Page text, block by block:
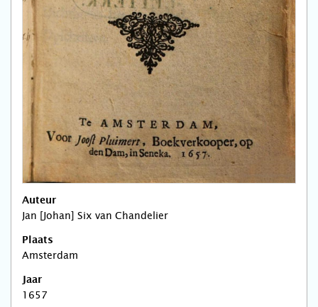
Auteur
Jan [Johan] Six van Chandelier
Plaats
Amsterdam
Jaar
1657